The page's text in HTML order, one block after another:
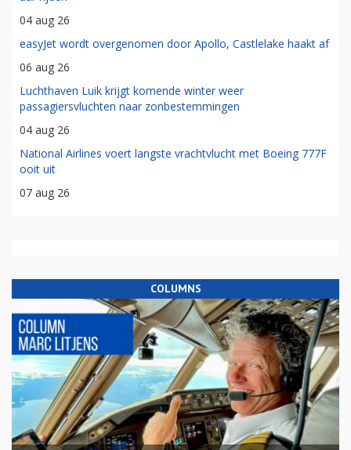
04 aug 26
easyJet wordt overgenomen door Apollo, Castlelake haakt af
06 aug 26
Luchthaven Luik krijgt komende winter weer
passagiersvluchten naar zonbestemmingen
04 aug 26
National Airlines voert langste vrachtvlucht met Boeing 777F
ooit uit
07 aug 26
COLUMNS